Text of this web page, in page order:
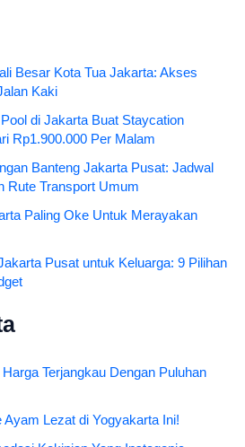
Besar Kota Tua Jakarta: Akses
Kaki
di Jakarta Buat Staycation
Rp1.900.000 Per Malam
Banteng Jakarta Pusat: Jadwal
Rute Transport Umum
Paling Oke Untuk Merayakan
Pusat untuk Keluarga: 9 Pilihan
Terjangkau Dengan Puluhan
Lezat di Yogyakarta Ini!